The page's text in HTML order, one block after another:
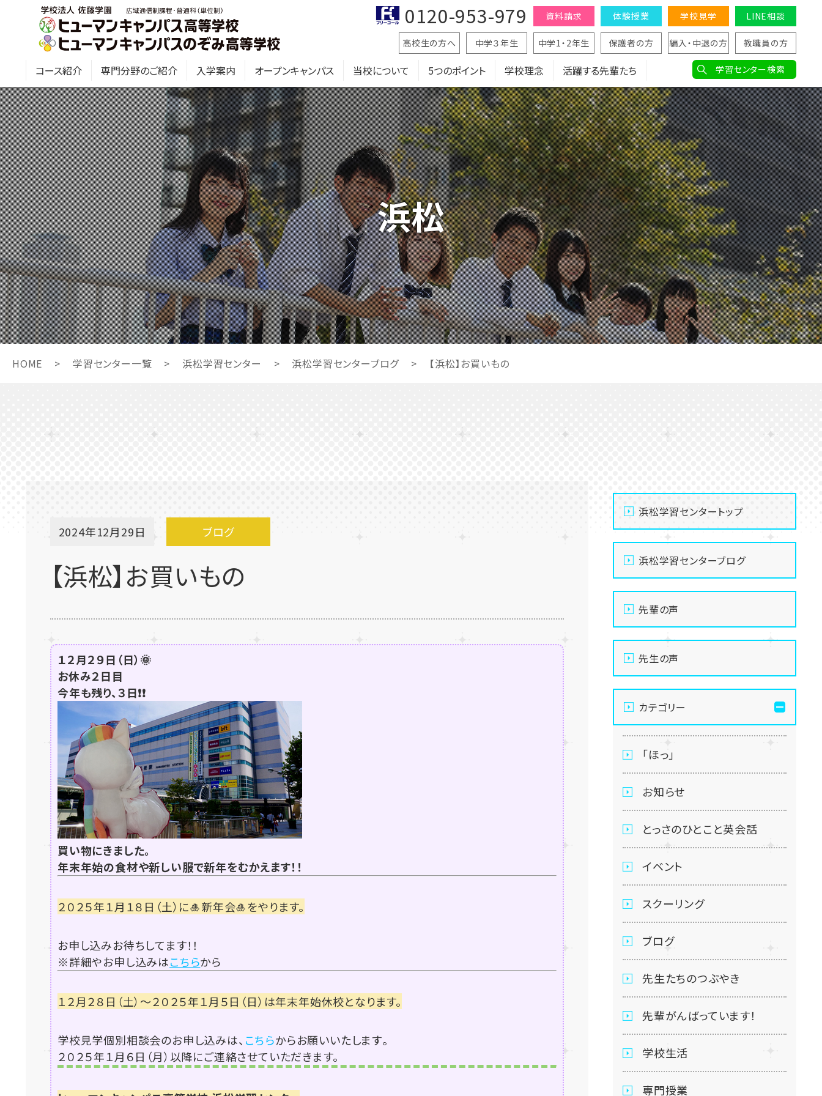
コース紹介 専門分野のご紹介 入学案内 オープンキャンパス 当校について 5つのポイント 学校理念 活躍する先輩たち
資料請求 体験授業 学校見学 LINE相談
高校生の方へ 中学３年生 中学1・2年生 保護者の方 編入・中退の方 教職員の方
学習センター検索
0120-953-979
浜松
HOME > 学習センター一覧 > 浜松学習センター > 浜松学習センターブログ > 【浜松】お買いもの
2024年12月29日 ブログ
【浜松】お買いもの
１２月２９日（日）🌞
お休み２日目
今年も残り、３日❗❗
買い物にきました。
年末年始の食材や新しい服で新年をむかえます！！
２０２５年１月１８日（土）に🎍新年会🎍をやります。
お申し込みお待ちしてます！！
※詳細やお申し込みはこちらから
１２月２８日（土）～２０２５年１月５日（日） は年末年始休校となります。
学校見学個別相談会のお申し込みは、 こちらからお願いいたします。
２０２５年１月６日（月）以降にご連絡させていただきます。
浜松学習センタートップ
浜松学習センターブログ
先輩の声
先生の声
カテゴリー
「ほっ」
お知らせ
とっさのひとこと英会話
イベント
スクーリング
ブログ
先生たちのつぶやき
先輩がんばっています！
学校生活
専門授業